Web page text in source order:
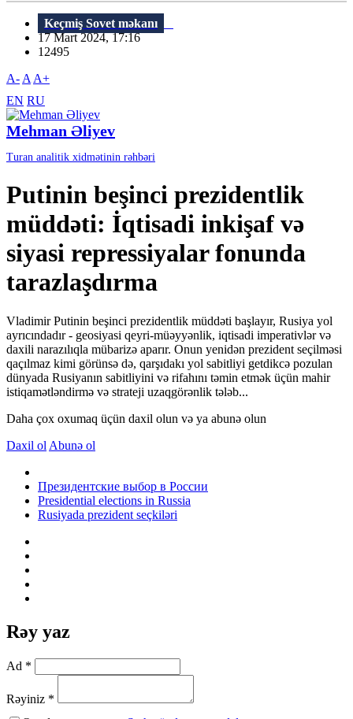
Keçmiş Sovet məkanı
17 Mart 2024, 17:16
12495
A- A A+
EN RU
Mehman Əliyev
Turan analitik xidmətinin rəhbəri
Putinin beşinci prezidentlik
müddəti: İqtisadi inkişaf və
siyasi repressiyalar fonunda
tarazlaşdırma
Vladimir Putinin beşinci prezidentlik müddəti başlayır, Rusiya yol
ayrıcındadır - geosiyasi qeyri-müəyyənlik, iqtisadi imperativlər və
daxili narazılıqla mübarizə aparır. Onun yenidən prezident seçilməsi
qaçılmaz kimi görünsə də, qarşıdakı yol sabitliyi getdikcə pozulan
dünyada Rusiyanın sabitliyini və rifahını təmin etmək üçün mahir
istiqamətləndirmə və strateji uzaqgörənlik tələb...
Daha çox oxumaq üçün daxil olun və ya abunə olun
Daxil ol Abunə ol
Президентские выбор в России
Presidential elections in Russia
Rusiyada prezident seçkiləri
Rəy yaz
Ad *
Rəyiniz *